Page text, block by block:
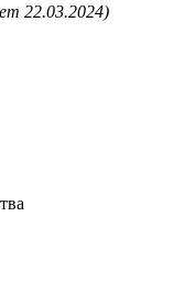
22.03.2024)